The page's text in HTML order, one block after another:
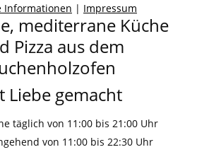
mediterrane Küche
Pizza aus dem
Liebe gemacht
täglich von 11:00 bis 21:­00 Uhr
von 11:00 bis 22:30 Uhr
Informationen | Impressum